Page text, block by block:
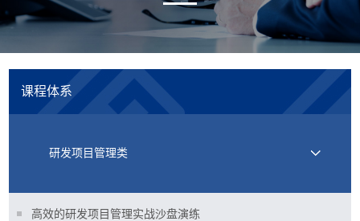
课程体系
研发项目管理类
高效的研发项目管理实战沙盘演练